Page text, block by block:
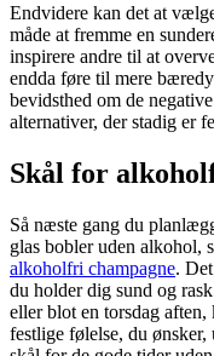
Endvidere kan det at
måde at fremme en
inspirere andre til at
endda føre til mere
bevidsthed om de
alternativer, der stadig er
Skål for
Så næste gang du
glas bobler uden alkohol,
alkoholfri champagne.
du holder dig sund og
eller blot en torsdag
festlige følelse, du